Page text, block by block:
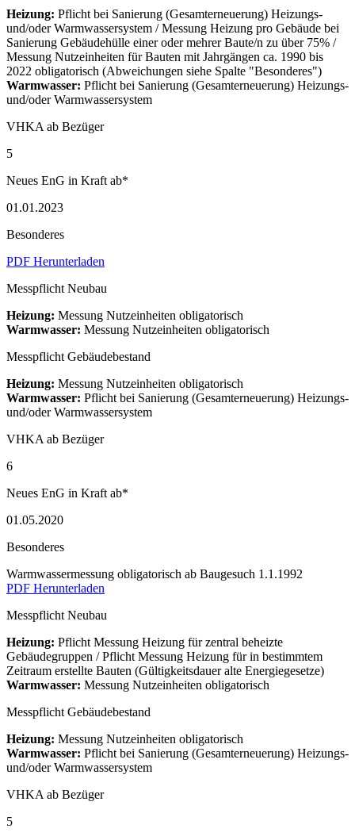
Heizung: Pflicht bei Sanierung (Gesamterneuerung) Heizungs-
und/oder Warmwassersystem / Messung Heizung pro Gebäude bei
Sanierung Gebäudehülle einer oder mehrer Baute/n zu über 75% /
Messung Nutzeinheiten für Bauten mit Jahrgängen ca. 1990 bis
2022 obligatorisch (Abweichungen siehe Spalte "Besonderes")
Warmwasser: Pflicht bei Sanierung (Gesamterneuerung) Heizungs-
und/oder Warmwassersystem
VHKA ab Bezüger
5
Neues EnG in Kraft ab*
01.01.2023
Besonderes
PDF Herunterladen
Messpflicht Neubau
Heizung: Messung Nutzeinheiten obligatorisch
Warmwasser: Messung Nutzeinheiten obligatorisch
Messpflicht Gebäudebestand
Heizung: Messung Nutzeinheiten obligatorisch
Warmwasser: Pflicht bei Sanierung (Gesamterneuerung) Heizungs-
und/oder Warmwassersystem
VHKA ab Bezüger
6
Neues EnG in Kraft ab*
01.05.2020
Besonderes
Warmwassermessung obligatorisch ab Baugesuch 1.1.1992
PDF Herunterladen
Messpflicht Neubau
Heizung: Pflicht Messung Heizung für zentral beheizte
Gebäudegruppen / Pflicht Messung Heizung für in bestimmtem
Zeitraum erstellte Bauten (Gültigkeitsdauer alte Energiegesetze)
Warmwasser: Messung Nutzeinheiten obligatorisch
Messpflicht Gebäudebestand
Heizung: Messung Nutzeinheiten obligatorisch
Warmwasser: Pflicht bei Sanierung (Gesamterneuerung) Heizungs-
und/oder Warmwassersystem
VHKA ab Bezüger
5